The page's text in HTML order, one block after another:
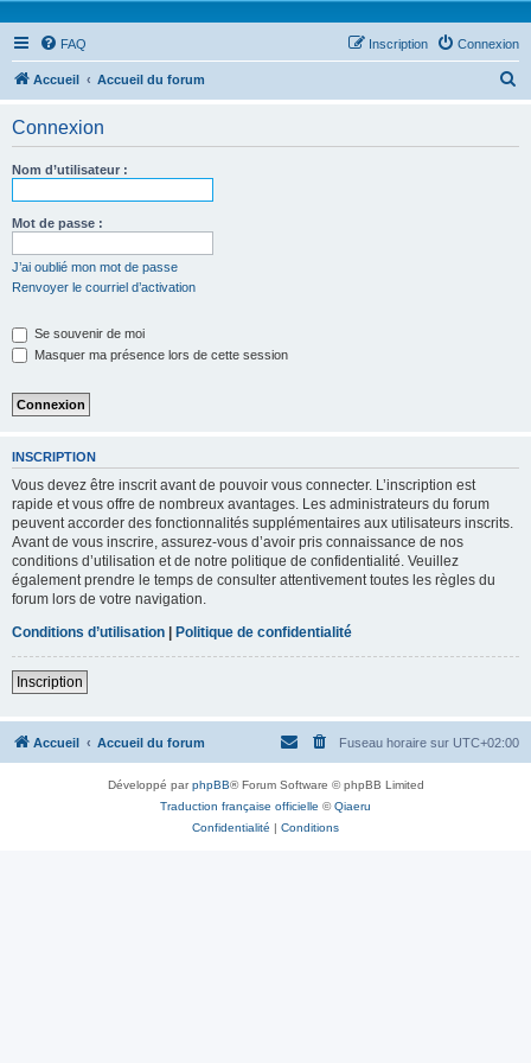
FAQ Connexion
Inscription
Accueil Accueil du forum
Connexion
Nom d’utilisateur :
Mot de passe :
J’ai oublié mon mot de passe
Renvoyer le courriel d’activation
Se souvenir de moi
Masquer ma présence lors de cette session
INSCRIPTION
Vous devez être inscrit avant de pouvoir vous connecter. L’inscription est
rapide et vous offre de nombreux avantages. Les administrateurs du forum
peuvent accorder des fonctionnalités supplémentaires aux utilisateurs inscrits.
Avant de vous inscrire, assurez-vous d’avoir pris connaissance de nos
conditions d’utilisation et de notre politique de confidentialité. Veuillez
également prendre le temps de consulter attentivement toutes les règles du
forum lors de votre navigation.
Conditions d’utilisation | Politique de confidentialité
Inscription
Accueil Accueil du forum Fuseau horaire sur UTC+02:00
Développé parphpBB® Forum Software © phpBB Limited
Traduction française officielle ©Qiaeru
Confidentialité | Conditions